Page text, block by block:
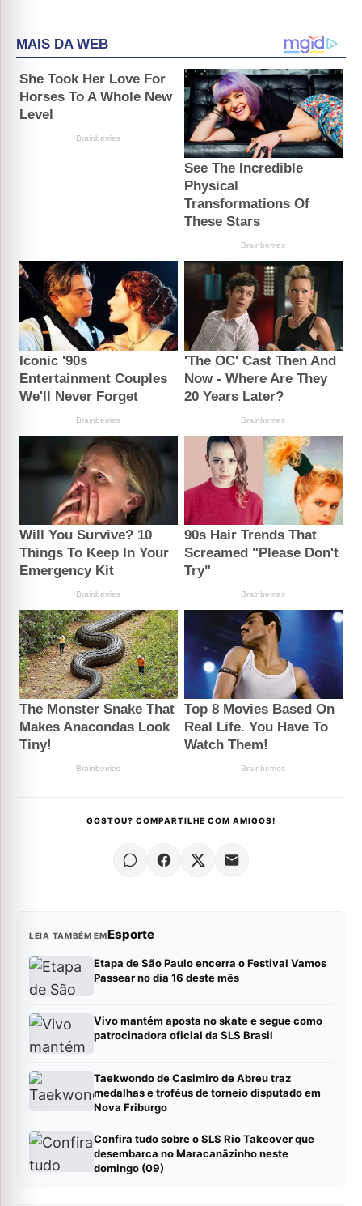
GOSTOU? COMPARTILHE COM AMIGOS!
LEIA TAMBÉM EMEsporte
Etapa de São Paulo encerra o Festival Vamos
Passear no dia 16 deste mês
Vivo mantém aposta no skate e segue como
patrocinadora oficial da SLS Brasil
Taekwondo de Casimiro de Abreu traz
medalhas e troféus de torneio disputado em
Nova Friburgo
Confira tudo sobre o SLS Rio Takeover que
desembarca no Maracanãzinho neste
domingo (09)